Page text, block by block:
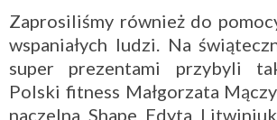
Zaprosiliśmy również do
wspaniałych ludzi. Na
super prezentami przybyli
Polski fitness Małgorzata
naczelna Shape Edyta